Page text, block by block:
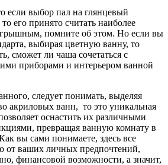
если выбор пал на глянцевый
его принято считать наиболее
помните об этом. Но если вы
выбирая цветную ванну, то
сможет ли чаша сочетаться с
приборами и интерьером ванной
следует понимать, выделяя
акриловых ванн, то это уникальная
оснастить их различными
превращая ванную комнату в
вы сами понимаете, здесь все
от ваших личных предпочтений,
финансовой возможности, а значит,